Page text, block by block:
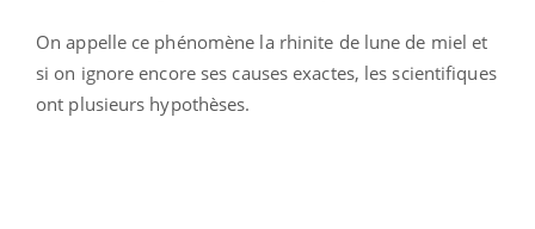
On appelle ce phénomène la rhinite de lune de miel et
si on ignore encore ses causes exactes, les scientifiques
ont plusieurs hypothèses.